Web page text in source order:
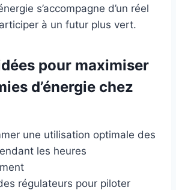
s’accompagne d’un réel
à un futur plus vert.
pour maximiser
d’énergie chez
une utilisation optimale des
les heures
régulateurs pour piloter